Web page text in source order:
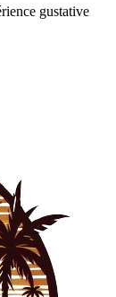
gustative